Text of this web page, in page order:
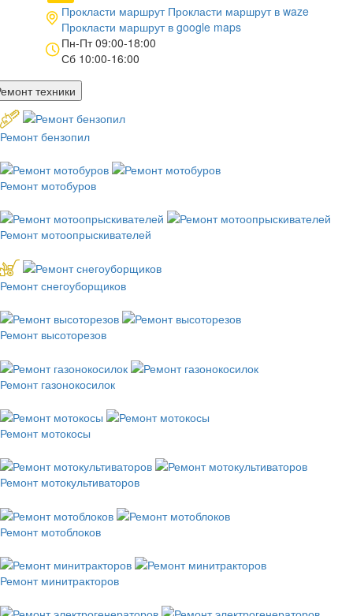
Прокласти маршрут Прокласти маршрут в waze
Прокласти маршрут в google maps
Пн-Пт 09:00-18:00
Сб 10:00-16:00
техники
Ремонт бензопил
Ремонт мотобуров
Ремонт мотоопрыскивателей
Ремонт снегоуборщиков
Ремонт высоторезов
Ремонт газонокосилок
Ремонт мотокосы
Ремонт мотокультиваторов
Ремонт мотоблоков
Ремонт минитракторов